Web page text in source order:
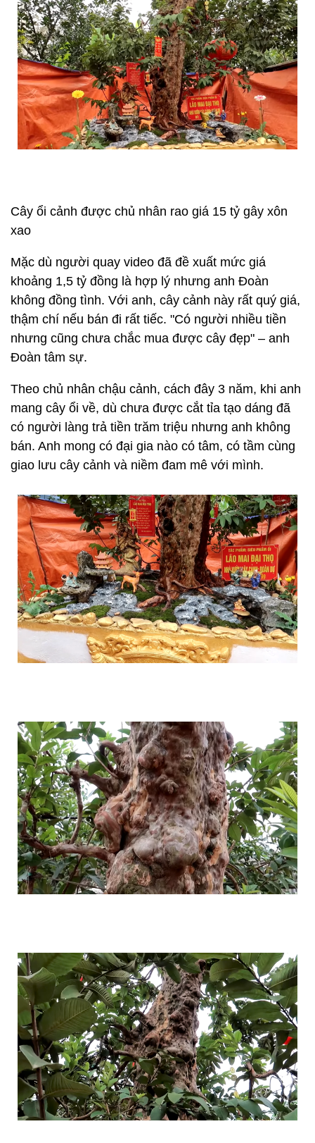
Cây ổi cảnh được chủ nhân rao giá 15 tỷ gây xôn
xao
Mặc dù người quay video đã đề xuất mức giá
khoảng 1,5 tỷ đồng là hợp lý nhưng anh Đoàn
không đồng tình. Với anh, cây cảnh này rất quý giá,
thậm chí nếu bán đi rất tiếc. "Có người nhiều tiền
nhưng cũng chưa chắc mua được cây đẹp" – anh
Đoàn tâm sự.
Theo chủ nhân chậu cảnh, cách đây 3 năm, khi anh
mang cây ổi về, dù chưa được cắt tỉa tạo dáng đã
có người làng trả tiền trăm triệu nhưng anh không
bán. Anh mong có đại gia nào có tâm, có tầm cùng
giao lưu cây cảnh và niềm đam mê với mình.